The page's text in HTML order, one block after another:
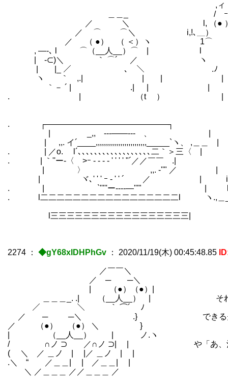
,ィ ￣￣｀
＿＿_ / ｰ､_
／ ＼ l, （●
／ ⌒ ⌒＼ i,!､＿） .|
／ （ ●） （ ＜）ヽ
, ―-､ l ⌒（__人__）⌒
| -⊂)＼ ｀ ⌒´ ／ ヽ / やら
| |_ ／ ､ ＼ .ﾉ .
ヽ ｀ ,.| | |
｀－ ´ | .| | | | やら「流
. | （t ）
.
| _,, ---――--- 、
| ,,. イ
. | ／o. l´､､､､､､､､､､､､､､､
. | ｀''ー-〈 >ｰ - - - ‐ ' ' ' ' "´
| 〉 ,,. -
| ヾ､' ' ' ｰ ‐ ' ' ´ ／ |
. | `'''''ー‐---―'''" | l l
. l二二二二二二二二二二二二二二二二二l ヽ.,＿
l三三三三三三三三三三三三三三三三三|
2274 ： ◆gY68xIDHPhGv ： 2020/11/19(木) 00:45:48.85
／￣￣＼
／ ─ ─＼
| （●）（●）|
＿＿＿_. .| （__人__） | それと、どう
／ ＼ ｀ ⌒´ ﾉ
／ ─ ─＼ .} できる夫がよく練習に
／ （●） （●） ＼ }
| （__人__） | ノ.ヽ
/ ∩ノ ⊃ ／∩ノ ⊃| | や「あ、酒飲んでる時
( ＼ ／ ＿ノ | |／ ＿ノ | |
.＼ “ ／＿＿| | ／＿＿| |
＼ ／＿＿＿ ／／＿＿＿ ／